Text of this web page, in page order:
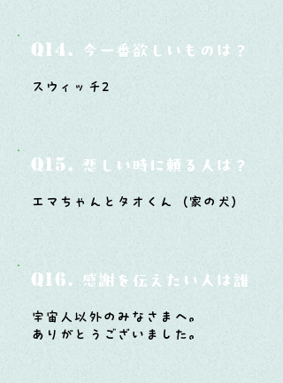
Q14. 今一番欲しいものは？
スウィッチ2
Q15. 悲しい時に頼る人は？
エマちゃんとタオくん（家の犬）
Q16. 感謝を伝えたい人は誰？
宇宙人以外のみなさまへ。
ありがとうございました。